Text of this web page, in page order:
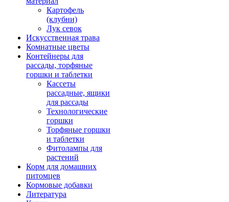
Картофель
(клубни)
Лук севок
Искусственная трава
Комнатные цветы
Контейнеры для
рассады, торфяные
горшки и таблетки
Кассеты
рассадные, ящики
для рассады
Технологические
горшки
Торфяные горшки
и таблетки
Фитолампы для
растений
Корм для домашних
питомцев
Кормовые добавки
Литература